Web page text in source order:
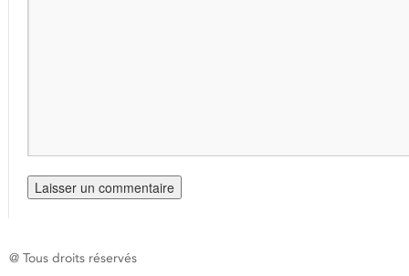
@ Tous droits réservés